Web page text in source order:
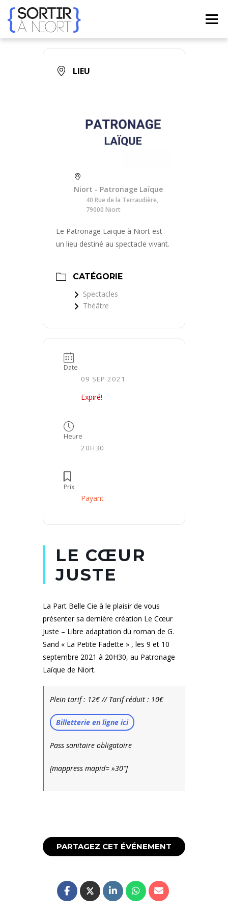
contenu
Menu
LIEU
Niort - Patronage Laïque
40 Rue de la Terraudière,
79000 Niort
Le Patronage Laïque à Niort est
un lieu destiné au spectacle vivant.
CATÉGORIE
Spectacles
Théâtre
Date
09 SEP 2021
Expiré!
Heure
20H30
Prix
Payant
LE CŒUR
JUSTE
La Part Belle Cie à le plaisir de vous
présenter sa dernière création Le Cœur
Juste – Libre adaptation du roman de G.
Sand « La Petite Fadette » , les 9 et 10
septembre 2021 à 20H30, au Patronage
Laïque de Niort.
Plein tarif : 12€ // Tarif réduit : 10€
Billetterie en ligne ici
Pass sanitaire obligatoire
[mappress mapid= »30″]
PARTAGEZ CET ÉVÉNEMENT